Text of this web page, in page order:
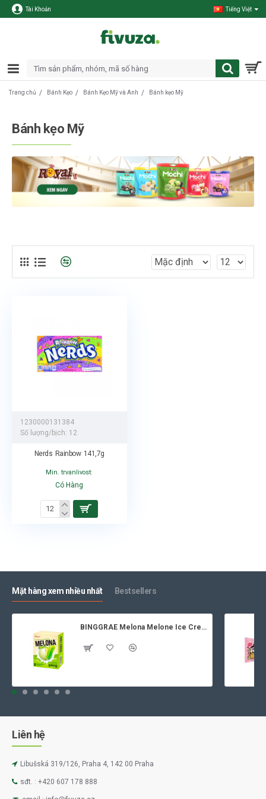
Tài Khoản Tiếng Việt
Trang chủ Bánh Kẹo Bánh Kẹo Mỹ và Anh Bánh kẹo Mỹ
Bánh kẹo Mỹ
1230000131384
Số lượng/bịch: 12
Nerds Rainbow 141,7g
Min. trvanlivost:
Có Hàng
Mặt hàng xem nhiều nhất Bestsellers
BINGGRAE Melona Melone Ice Cream 8x70ml
Liên hệ
Libušská 319/126, Praha 4, 142 00 Praha
sđt. : +420 607 178 888